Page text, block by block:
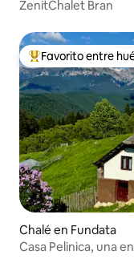
ZenitChalet Bran
Favorito entre
Favorito entre
Chalé en Fundata
Casa Pelinica, una